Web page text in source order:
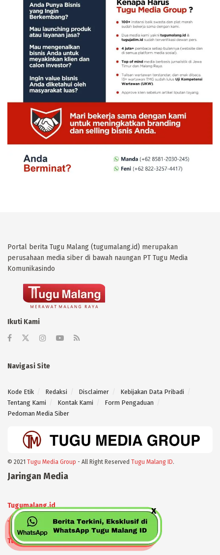
Portal berita Tugu Malang (tugumalang.id) merupakan
perusahaan media siber di bawah naungan PT Tugu Media
Komunikasindo
Ikuti Kami
Navigasi Site
Kode Etik Redaksi Disclaimer
Kebijakan Data Pribadi
Tentang Kami
Kontak Kami
Form Pengaduan
Pedoman Media Siber
© 2021 Tugu Media Group - All Right Reserved Tugu Malang ID.
Jaringan Media
Tugumalang.id
Tugujatim.id
Tugusehat.id